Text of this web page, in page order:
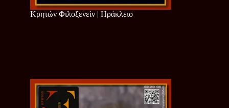
Κρητών Φιλοξενείν | Ηράκλειο